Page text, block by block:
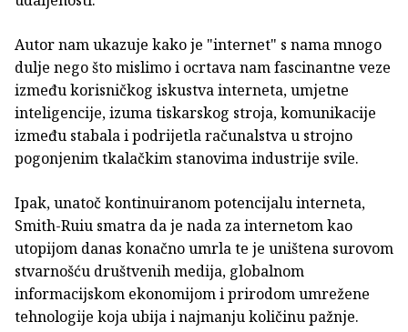
Autor nam ukazuje kako je "internet" s nama mnogo
dulje nego što mislimo i ocrtava nam fascinantne veze
između korisničkog iskustva interneta, umjetne
inteligencije, izuma tiskarskog stroja, komunikacije
između stabala i podrijetla računalstva u strojno
pogonjenim tkalačkim stanovima industrije svile.
Ipak, unatoč kontinuiranom potencijalu interneta,
Smith-Ruiu smatra da je nada za internetom kao
utopijom danas konačno umrla te je uništena surovom
stvarnošću društvenih medija, globalnom
informacijskom ekonomijom i prirodom umrežene
tehnologije koja ubija i najmanju količinu pažnje.